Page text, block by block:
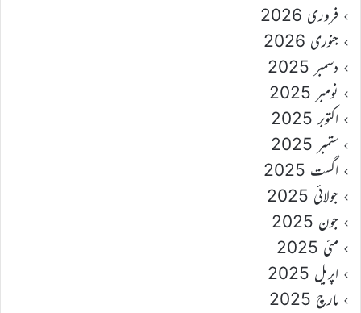
فروری 2026
جنوری 2026
دسمبر 2025
نومبر 2025
اکتوبر 2025
ستمبر 2025
اگست 2025
جولائی 2025
جون 2025
مئی 2025
اپریل 2025
مارچ 2025